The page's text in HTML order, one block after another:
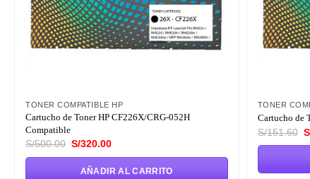
TONER COMPATIBLE HP
Cartucho de Toner HP CF226X/CRG-052H
Compatible
S/500.00 El
era:
S/320.00El
es:
AÑADIR AL CARRITO
TONER
Cartucho de
S/151.60